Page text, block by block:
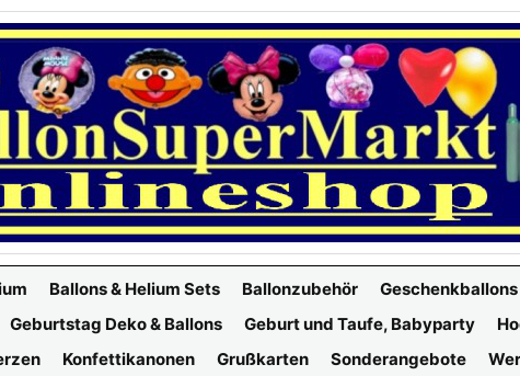
Ballons & Helium Sets Ballonzubehör Geschenkballons
Geburtstag Deko & Ballons Geburt und Taufe, Babyparty
Konfettikanonen Grußkarten Sonderangebote